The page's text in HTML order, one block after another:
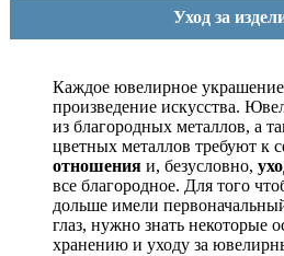
Уход за
Каждое ювелирное
произведение искусства.
из благородных металлов, а
цветных металлов требуют к
отношения и, безусловно,
все благородное. Для того
дольше имели
глаз, нужно знать некоторые
хранению и уходу за